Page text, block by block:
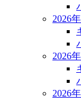
2026
2026
2026